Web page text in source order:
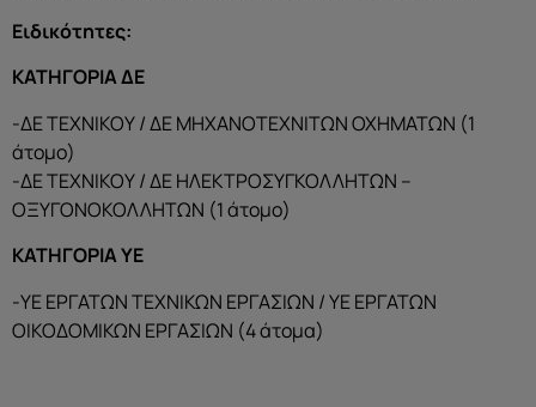
Ειδικότητες:
ΚΑΤΗΓΟΡΙΑ ΔΕ
-ΔΕ ΤΕΧΝΙΚΟΥ / ΔΕ ΜΗΧΑΝΟΤΕΧΝΙΤΩΝ ΟΧΗΜΑΤΩΝ (1
άτομο)
-ΔΕ ΤΕΧΝΙΚΟΥ / ΔΕ ΗΛΕΚΤΡΟΣΥΓΚΟΛΛΗΤΩΝ –
ΟΞΥΓΟΝΟΚΟΛΛΗΤΩΝ (1 άτομο)
ΚΑΤΗΓΟΡΙΑ ΥΕ
-ΥΕ ΕΡΓΑΤΩΝ ΤΕΧΝΙΚΩΝ ΕΡΓΑΣΙΩΝ / ΥΕ ΕΡΓΑΤΩΝ
ΟΙΚΟΔΟΜΙΚΩΝ ΕΡΓΑΣΙΩΝ (4 άτομα)